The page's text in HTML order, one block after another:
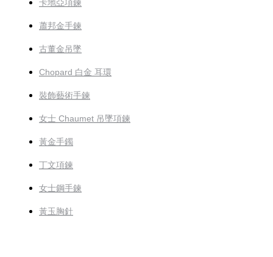
卡地亞項鍊
蕭邦金手鍊
古董金吊墜
Chopard 白金 耳環
裝飾藝術手鍊
女士 Chaumet 吊墜項鍊
黃金手鐲
丁文項鍊
女士鋼手鍊
黃玉胸針